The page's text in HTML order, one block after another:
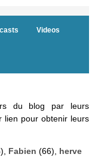
Videos
du blog par leurs
lien pour obtenir leurs
Fabien (66), herve